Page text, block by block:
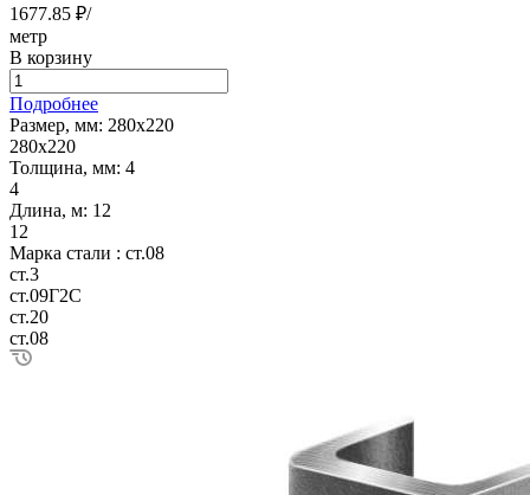
1677.85 ₽/
метр
В корзину
Подробнее
Размер, мм: 280х220
280х220
Толщина, мм: 4
4
Длина, м: 12
12
Марка стали : ст.08
ст.3
ст.09Г2С
ст.20
ст.08